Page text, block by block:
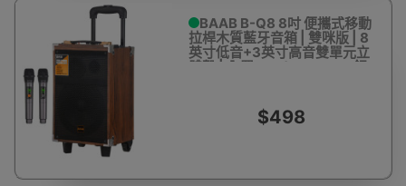
BAAB B-Q8 8吋 便攜式移動
拉桿木質藍牙音箱 | 雙咪版 | 8
英寸低音+3英寸高音雙單元立
體聲 | 內置7.4V/2400mAh鋰
$498